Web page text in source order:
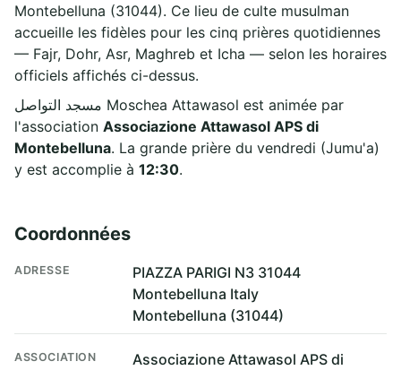
Montebelluna (31044). Ce lieu de culte musulman
accueille les fidèles pour les cinq prières quotidiennes
— Fajr, Dohr, Asr, Maghreb et Icha — selon les horaires
officiels affichés ci-dessus.
مسجد التواصل Moschea Attawasol est animée par
l'association Associazione Attawasol APS di
Montebelluna. La grande prière du vendredi (Jumu'a)
y est accomplie à 12:30.
Coordonnées
ADRESSE
PIAZZA PARIGI N3 31044
Montebelluna Italy
Montebelluna (31044)
ASSOCIATION
Associazione Attawasol APS di